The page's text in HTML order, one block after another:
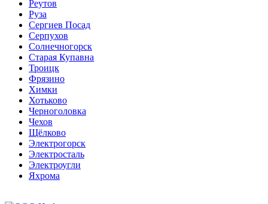
Реутов
Руза
Сергиев Посад
Серпухов
Солнечногорск
Старая Купавна
Троицк
Фрязино
Химки
Хотьково
Черноголовка
Чехов
Щёлково
Электрогорск
Электросталь
Электроугли
Яхрома